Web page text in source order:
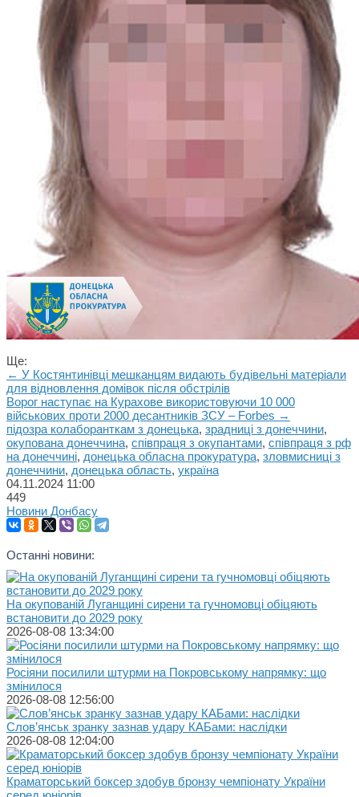
Ще:
← У Костянтинівці мешканцям видають будівельні матеріали
для відновлення домівок після обстрілів
Ворог наступає на Курахове використовуючи 10 000
військових проти 2000 десантників ЗСУ – Forbes →
підозра колаборанткам з донецька, зрадниці з донеччини,
окупована донеччина, співпраця з окупантами, співпраця з рф
на донеччині, донецька обласна прокуратура, зловмисниці з
донеччини, донецька область, україна
04.11.2024 11:00
449
Новини Донбасу
Останні новини:
На окупованій Луганщині сирени та гучномовці обіцяють
встановити до 2029 року
2026-08-08 13:34:00
Росіяни посилили штурми на Покровському напрямку: що
змінилося
2026-08-08 12:56:00
Слов’янськ зранку зазнав удару КАБами: наслідки
2026-08-08 12:04:00
Краматорський боксер здобув бронзу чемпіонату України